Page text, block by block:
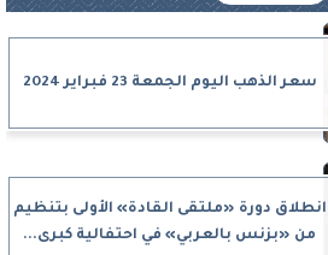
سعر الذهب اليوم الجمعة 23 فبراير 2024
انطلاق دورة «ملتقى القادة» الأولى بتنظيم
من «بزنس بالعربي» في احتفالية كبرى...